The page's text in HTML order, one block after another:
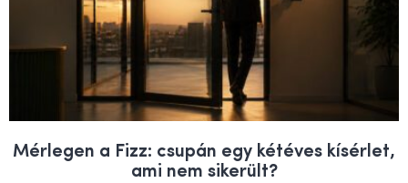
Mérlegen a Fizz: csupán egy kétéves kísérlet,
ami nem sikerült?